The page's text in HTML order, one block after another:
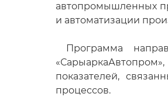
автопромышленных
и автоматизации
Программа
показателей,
процессов.